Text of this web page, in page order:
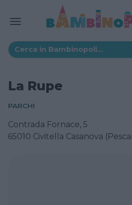
La Rupe
PARCHI
Contrada Fornace, 5
65010 Civitella Casanova